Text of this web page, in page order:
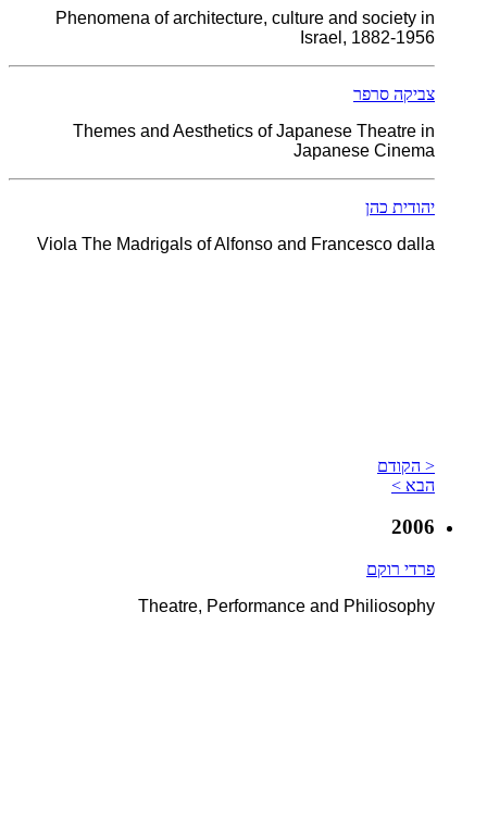
Phenomena of architecture, culture and society in
Israel, 1882-1956
צביקה סרפר
Themes and Aesthetics of Japanese Theatre in
Japanese Cinema
יהודית כהן
Viola The Madrigals of Alfonso and Francesco dalla
< הקודם
הבא >
2006
פרדי רוקם
Theatre, Performance and Philiosophy